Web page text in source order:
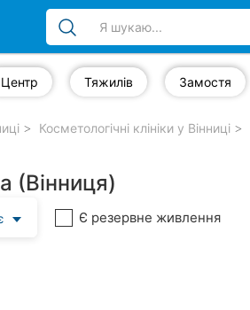
Центр Тяжилів Замостя
Косметологічні клініки у Вінниці
(Вінниця)
Є резервне живлення